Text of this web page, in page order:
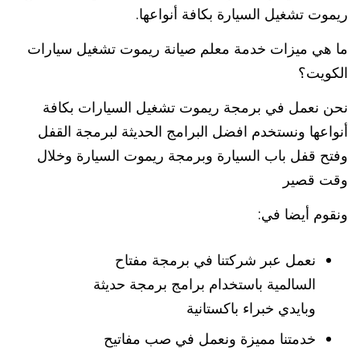
ريموت تشغيل السيارة بكافة أنواعها.
ما هي ميزات خدمة معلم صيانة ريموت تشغيل سيارات
الكويت؟
نحن نعمل في برمجة ريموت تشغيل السيارات بكافة
أنواعها ونستخدم افضل البرامج الحديثة لبرمجة القفل
وفتح قفل باب السيارة وبرمجة ريموت السيارة وخلال
وقت قصير
ونقوم أيضا في:
نعمل عبر شركتنا في برمجة مفتاح
السالمية باستخدام برامج برمجة حديثة
وبايدي خبراء باكستانية
خدمتنا مميزة ونعمل في صب مفاتيح